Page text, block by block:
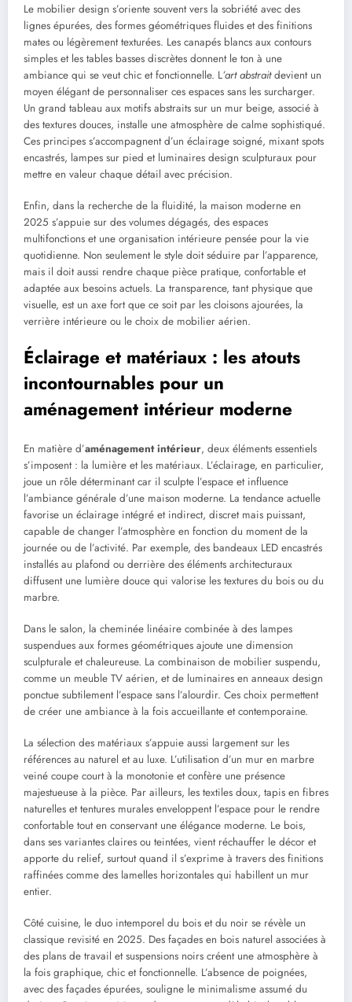
Le mobilier design s’oriente souvent vers la sobriété avec des
lignes épurées, des formes géométriques fluides et des finitions
mates ou légèrement texturées. Les canapés blancs aux contours
simples et les tables basses discrètes donnent le ton à une
ambiance qui se veut chic et fonctionnelle. L’art abstraitdevient un
moyen élégant de personnaliser ces espaces sans les surcharger.
Un grand tableau aux motifs abstraits sur un mur beige, associé à
des textures douces, installe une atmosphère de calme sophistiqué.
Ces principes s’accompagnent d’un éclairage soigné, mixant spots
encastrés, lampes sur pied et luminaires design sculpturaux pour
mettre en valeur chaque détail avec précision.
Enfin, dans la recherche de la fluidité, la maison moderne en
2025 s’appuie sur des volumes dégagés, des espaces
multifonctions et une organisation intérieure pensée pour la vie
quotidienne. Non seulement le style doit séduire par l’apparence,
mais il doit aussi rendre chaque pièce pratique, confortable et
adaptée aux besoins actuels. La transparence, tant physique que
visuelle, est un axe fort que ce soit par les cloisons ajourées, la
verrière intérieure ou le choix de mobilier aérien.
Éclairage et matériaux : les atouts
incontournables pour un
aménagement intérieur moderne
En matière d’aménagement intérieur, deux éléments essentiels
s’imposent : la lumière et les matériaux. L’éclairage, en particulier,
joue un rôle déterminant car il sculpte l’espace et influence
l’ambiance générale d’une maison moderne. La tendance actuelle
favorise un éclairage intégré et indirect, discret mais puissant,
capable de changer l’atmosphère en fonction du moment de la
journée ou de l’activité. Par exemple, des bandeaux LED encastrés
installés au plafond ou derrière des éléments architecturaux
diffusent une lumière douce qui valorise les textures du bois ou du
marbre.
Dans le salon, la cheminée linéaire combinée à des lampes
suspendues aux formes géométriques ajoute une dimension
sculpturale et chaleureuse. La combinaison de mobilier suspendu,
comme un meuble TV aérien, et de luminaires en anneaux design
ponctue subtilement l’espace sans l’alourdir. Ces choix permettent
de créer une ambiance à la fois accueillante et contemporaine.
La sélection des matériaux s’appuie aussi largement sur les
références au naturel et au luxe. L’utilisation d’un mur en marbre
veiné coupe court à la monotonie et confère une présence
majestueuse à la pièce. Par ailleurs, les textiles doux, tapis en fibres
naturelles et tentures murales enveloppent l’espace pour le rendre
confortable tout en conservant une élégance moderne. Le bois,
dans ses variantes claires ou teintées, vient réchauffer le décor et
apporte du relief, surtout quand il s’exprime à travers des finitions
raffinées comme des lamelles horizontales qui habillent un mur
entier.
Côté cuisine, le duo intemporel du bois et du noir se révèle un
classique revisité en 2025. Des façades en bois naturel associées à
des plans de travail et suspensions noirs créent une atmosphère à
la fois graphique, chic et fonctionnelle. L’absence de poignées,
avec des façades épurées, souligne le minimalisme assumé du